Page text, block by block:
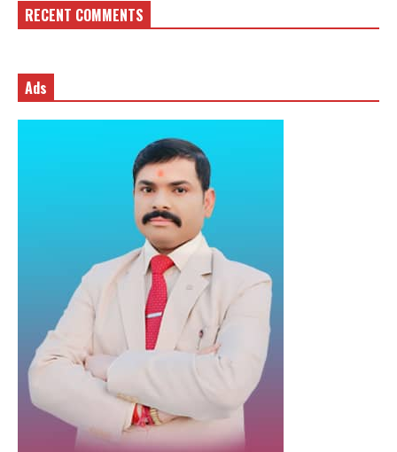
RECENT COMMENTS
Ads